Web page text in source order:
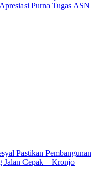
Purna Tugas ASN
Pastikan Pembangunan
Jalan Cepak – Kronjo